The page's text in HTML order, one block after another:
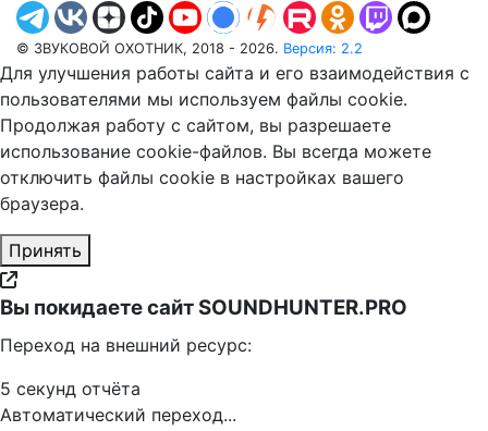
© ЗВУКОВОЙ ОХОТНИК, 2018 - 2026. Версия: 2.2
Для улучшения работы сайта и его взаимодействия с
пользователями мы используем файлы cookie.
Продолжая работу с сайтом, вы разрешаете
использование cookie-файлов. Вы всегда можете
отключить файлы cookie в настройках вашего
браузера.
Принять
Вы покидаете сайт SOUNDHUNTER.PRO
Переход на внешний ресурс:
5 секунд отчёта
Автоматический переход...